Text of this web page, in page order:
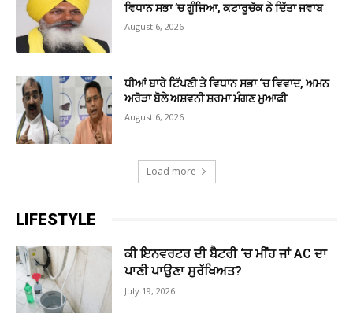
ਵਿਧਾਨ ਸਭਾ ’ਚ ਗੂੰਜਿਆ, ਕਟਾਰੂਚੱਕ ਨੇ ਦਿੱਤਾ ਜਵਾਬ
August 6, 2026
ਧੀਆਂ ਬਾਰੇ ਟਿੱਪਣੀ ਤੇ ਵਿਧਾਨ ਸਭਾ ‘ਚ ਵਿਵਾਦ, ਅਮਨ
ਅਰੋੜਾ ਬੋਲੇ ਅਸ਼ਵਨੀ ਸ਼ਰਮਾ ਮੰਗਣ ਮੁਆਫ਼ੀ
August 6, 2026
Load more
LIFESTYLE
ਕੀ ਇਨਵਰਟਰ ਦੀ ਬੈਟਰੀ ‘ਚ ਮੀਂਹ ਜਾਂ AC ਦਾ
ਪਾਣੀ ਪਾਉਣਾ ਸੁਰੱਖਿਅਤ?
July 19, 2026